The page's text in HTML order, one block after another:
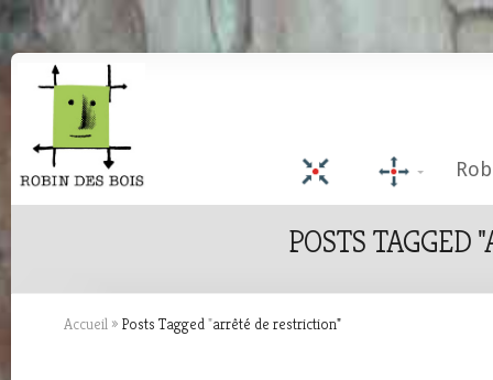
POSTS TAGGED
Accueil » Posts Tagged"arrêté de restriction"